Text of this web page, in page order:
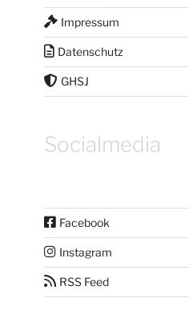
Impressum
Datenschutz
GHSJ
Socialmedia
Facebook
Instagram
RSS Feed